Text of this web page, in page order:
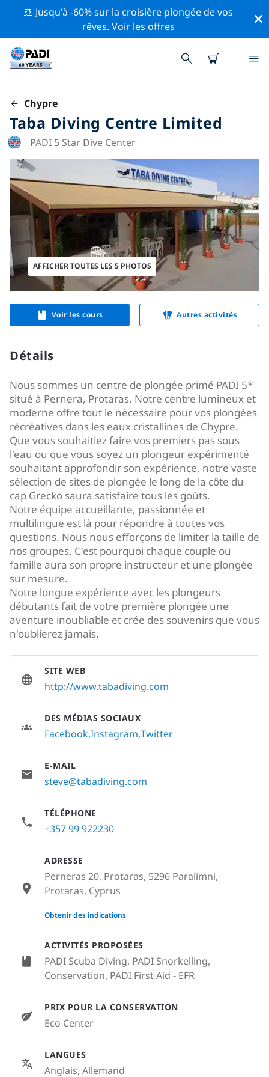
🚢 Jusqu'à -60% sur la croisière plongée de vos
rêves. Voir les offres
Chypre
Taba Diving Centre Limited
PADI 5 Star Dive Center
AFFICHER TOUTES LES 5 PHOTOS
Voir les cours Autres activités
Détails
Nous sommes un centre de plongée primé PADI 5*
situé à Pernera, Protaras. Notre centre lumineux et
moderne offre tout le nécessaire pour vos plongées
récréatives dans les eaux cristallines de Chypre.
Que vous souhaitiez faire vos premiers pas sous
l'eau ou que vous soyez un plongeur expérimenté
souhaitant approfondir son expérience, notre vaste
sélection de sites de plongée le long de la côte du
cap Grecko saura satisfaire tous les goûts.
Notre équipe accueillante, passionnée et
multilingue est là pour répondre à toutes vos
questions. Nous nous efforçons de limiter la taille de
nos groupes. C'est pourquoi chaque couple ou
famille aura son propre instructeur et une plongée
sur mesure.
Notre longue expérience avec les plongeurs
débutants fait de votre première plongée une
aventure inoubliable et crée des souvenirs que vous
n'oublierez jamais.
ACTIVITÉS PROPOSÉES
PADI Scuba Diving, PADI Snorkelling,
Conservation, PADI First Aid - EFR
PRIX POUR LA CONSERVATION
Eco Center
LANGUES
Anglais, Allemand
SITE WEB
http://www.tabadiving.com
DES MÉDIAS SOCIAUX
FacebookInstagram Twitter
E-MAIL
steve@tabadiving.com
TÉLÉPHONE
+357 99 922230
ADRESSE
Perneras 20, Protaras, 5296 Paralimni,
Protaras, Cyprus
None
Obtenir des indications